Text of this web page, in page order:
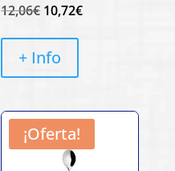
12,06€ El
original
era:
10,72€El
+ Info
¡Oferta!